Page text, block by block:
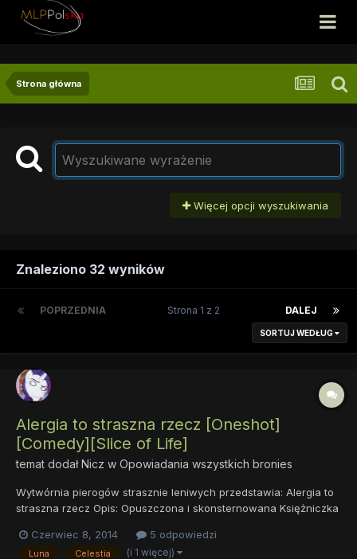
Strona główna
Więcej opcji wyszukiwania
Znaleziono 32 wyników
POPRZEDNIA DALEJ
Strona 1 z 2
SORTUJ WEDŁUG
Alergia to straszna rzecz [Oneshot]
[Comedy][Slice of Life]
temat dodałNicz w Opowiadania wszystkich bronies
Wytwórnia pierogów strasznie leniwych przedstawia: Alergia to
straszna rzecz Opis: Opuszczona i skonsternowana Księżniczka
swej utraconej przeszłości. Obciążona mroczną tajemnicą musi
stawić czoła prawdzie, odnaleźć zagubiony w tajemniczyc...
Czerwiec 8, 2014 5 odpowiedzi
Luna Celestia (i 1 więcej)